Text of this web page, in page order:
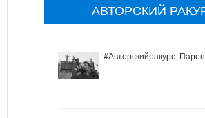
АВТОРСКИЙ
#Авторскийракурс.